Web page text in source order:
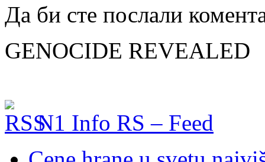
Да би сте послали
GENOCIDE REVEALED
N1 Info RS – Feed